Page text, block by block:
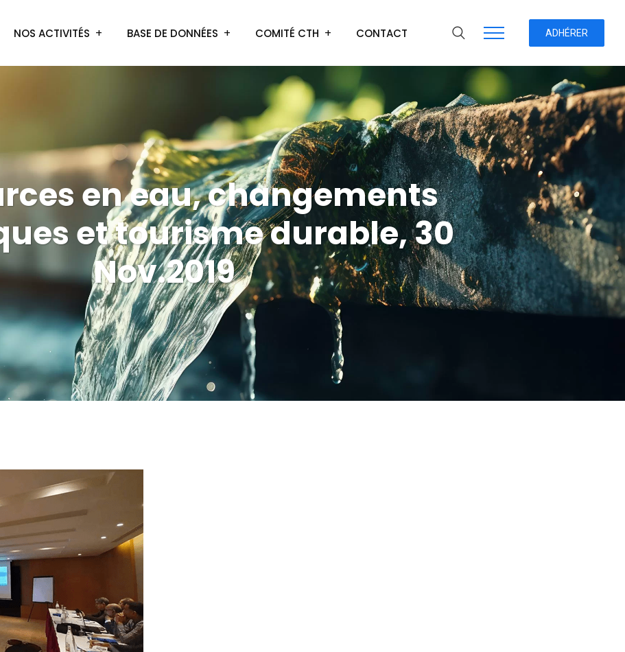
NOS ACTIVITÉS BASE DE DONNÉES COMITÉ CTH CONTACT ADHÉRER
en eau, changements
et tourisme durable, 30
Nov.2019